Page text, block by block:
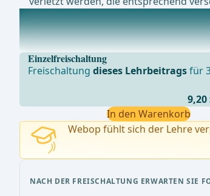
Prophylaxe und Management
NachblutungenNachblutungen bei
Einzelfreischaltung
Freischaltungdieses Lehrbeitragsfür
9,20
In den Warenkorb
Webop fühlt sich der Lehre
NACH DER FREISCHALTUNG ERWARTEN SIE